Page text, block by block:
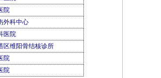
院
外科中心
医院
区维阳骨结核诊所
院
院